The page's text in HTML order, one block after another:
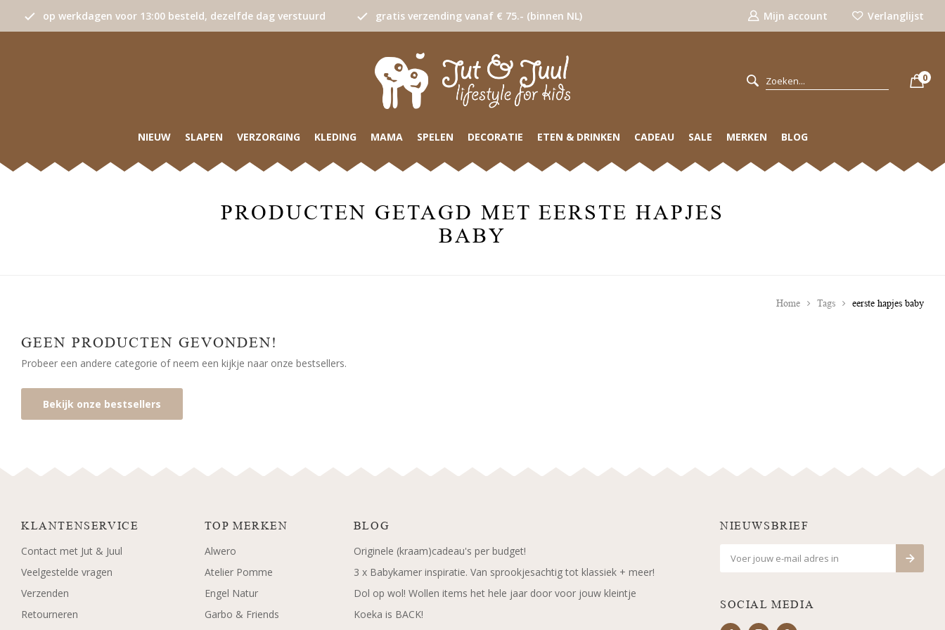
op werkdagen voor 13:00 besteld, dezelfde dag verstuurd gratis verzending vanaf € 75.- (binnen NL) Mijn account Verlanglijst
0
NIEUW SLAPEN VERZORGING KLEDING MAMA SPELEN DECORATIE ETEN & DRINKEN CADEAU SALE MERKEN BLOG
PRODUCTEN GETAGD MET EERSTE HAPJES
BABY
Home Tags eerste hapjes baby
GEEN PRODUCTEN GEVONDEN!
Probeer een andere categorie of neem een kijkje naar onze bestsellers.
Bekijk onze bestsellers
KLANTENSERVICE
Contact met Jut & Juul
Veelgestelde vragen
Verzenden
Retourneren
TOP MERKEN
Alwero
Atelier Pomme
Engel Natur
Garbo & Friends
BLOG
Originele (kraam)cadeau's per budget!
3 x Babykamer inspiratie. Van sprookjesachtig tot klassiek + meer!
Dol op wol! Wollen items het hele jaar door voor jouw kleintje
Koeka is BACK!
NIEUWSBRIEF
SOCIAL MEDIA